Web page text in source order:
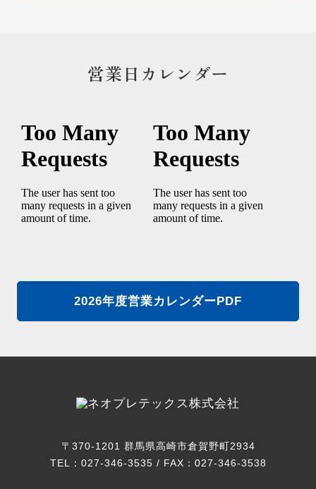
営業日カレンダー
2026年度営業カレンダーPDF
〒370-1201 群馬県高崎市倉賀野町2934
TEL：027-346-3535 / FAX：027-346-3538